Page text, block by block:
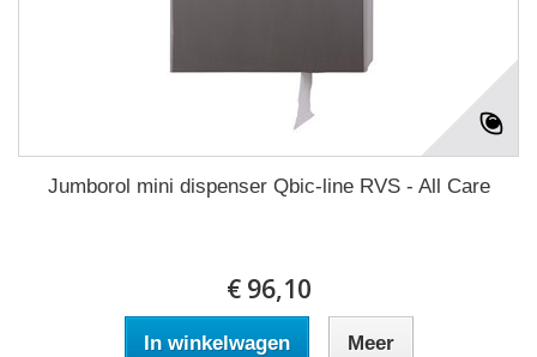
Jumborol mini dispenser Qbic-line RVS - All Care
€ 96,10
In winkelwagen Meer